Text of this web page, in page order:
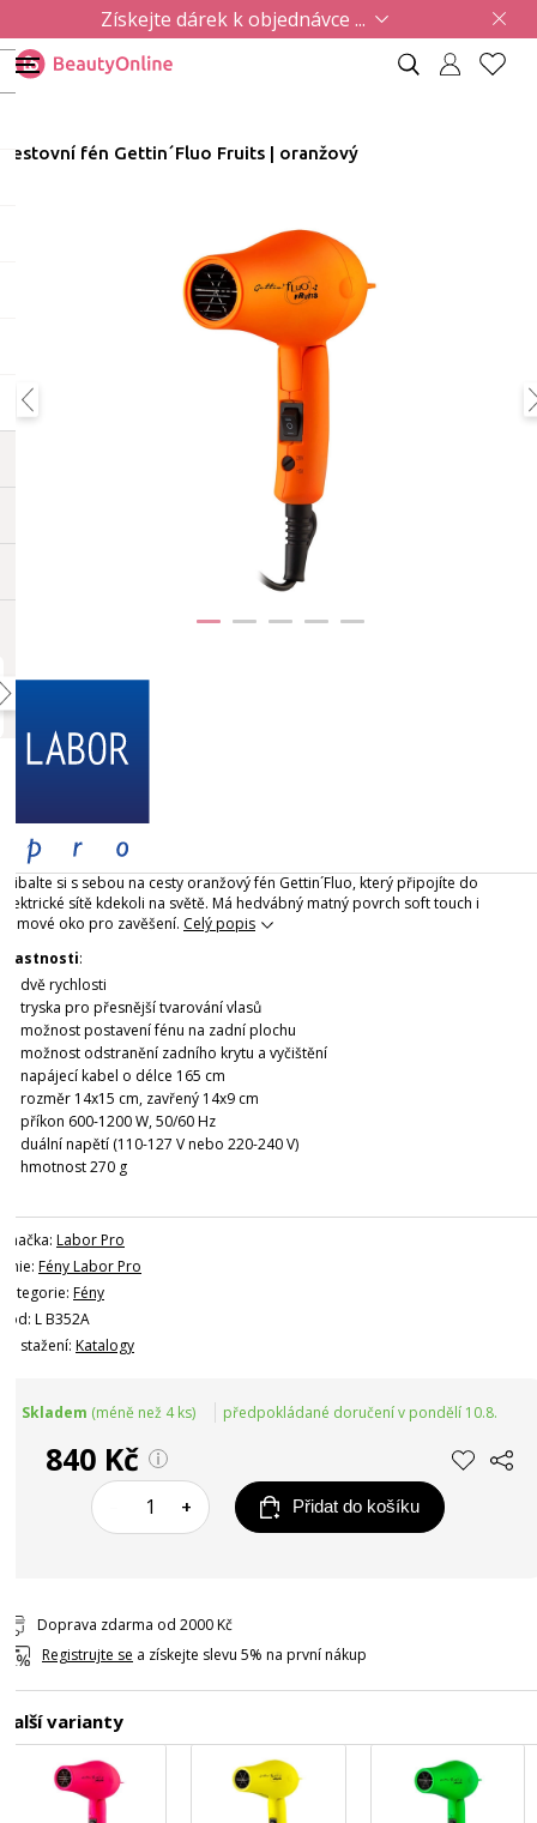
Získejte dárek k objednávce ...
Cestovní fén Gettin´Fluo Fruits | oranžový
Přibalte si s sebou na cesty oranžový fén Gettin´Fluo, který připojíte do
elektrické sítě kdekoli na světě. Má hedvábný matný povrch soft touch i
gumové oko pro zavěšení. Celý popis
Vlastnosti:
dvě rychlosti
tryska pro přesnější tvarování vlasů
možnost postavení fénu na zadní plochu
možnost odstranění zadního krytu a vyčištění
napájecí kabel o délce 165 cm
rozměr 14x15 cm, zavřený 14x9 cm
příkon 600-1200 W, 50/60 Hz
duální napětí (110-127 V nebo 220-240 V)
hmotnost 270 g
Značka: Labor Pro
Linie: Fény Labor Pro
Kategorie: Fény
Kód: L B352A
Ke stažení: Katalogy
Skladem (méně než 4 ks) předpokládané doručení v pondělí 10.8.
840 Kč
+ Přidat do košíku
Doprava zdarma od 2000 Kč
Registrujte se a získejte slevu 5% na první nákup
Další varianty